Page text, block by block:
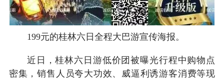
199元的桂林六日全程大巴游宣传海报。
近日，桂林六日游低价团被曝光行程中购物点
密集，销售人员夸大功效、威逼利诱游客消费等现